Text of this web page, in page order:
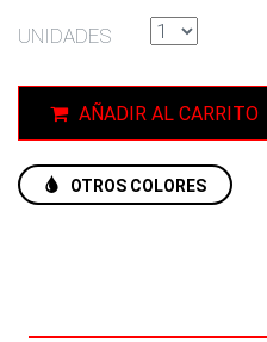
UNIDADES
AÑADIR AL CARRITO
OTROS COLORES